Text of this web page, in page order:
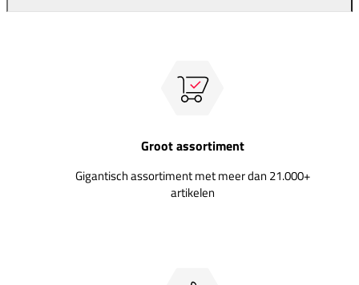
Groot assortiment
Gigantisch assortiment met meer dan 21.000+
artikelen